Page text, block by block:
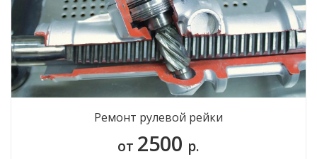
Ремонт рулевой рейки
от 2500 р.